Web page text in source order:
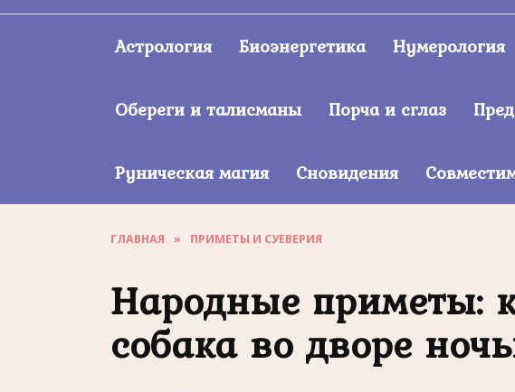
Астрология Биоэнергетика Нумерология
Обереги и талисманы Порча и сглаз
Руническая магия Сновидения
ГЛАВНАЯ » ПРИМЕТЫ И СУЕВЕРИЯ
Народные приметы:
собака во дворе